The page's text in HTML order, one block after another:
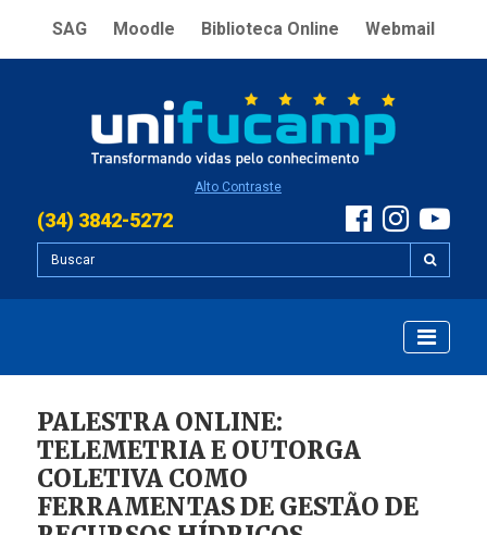
SAG Moodle Biblioteca Online Webmail
Alto Contraste
(34) 3842-5272
PALESTRA ONLINE:
TELEMETRIA E OUTORGA
COLETIVA COMO
FERRAMENTAS DE GESTÃO DE